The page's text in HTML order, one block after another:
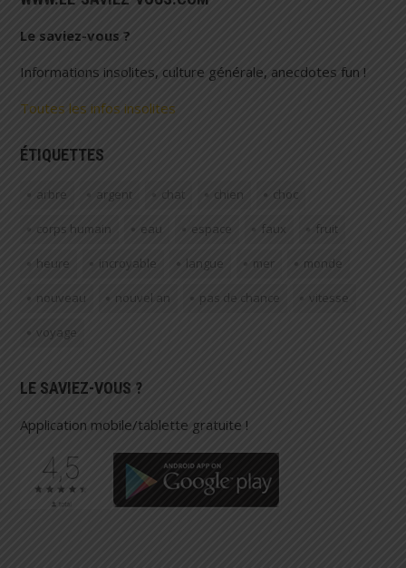
Le saviez-vous ?
Informations insolites, culture générale, anecdotes fun !
Toutes les infos insolites
ÉTIQUETTES
arbre argent chat chien choc
corps humain eau espace faux fruit
heure incroyable langue mer monde
nouveau nouvel an pas de chance vitesse
voyage
LE SAVIEZ-VOUS ?
Application mobile/tablette gratuite !